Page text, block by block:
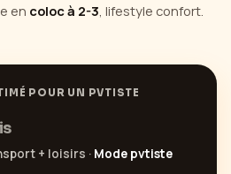
en coloc à 2-3 , lifestyle confort.
POUR UN PVTISTE
+ loisirs · Mode pvtiste